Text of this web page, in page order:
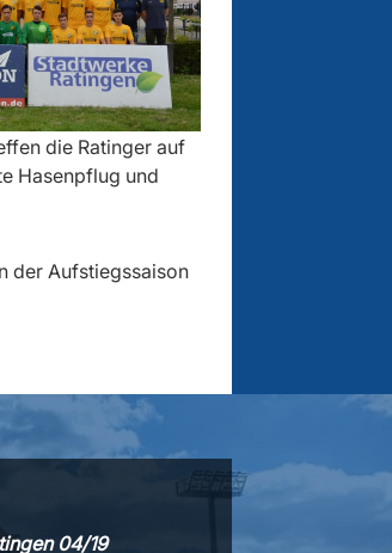
die Ratinger auf
Hasenpflug und
der Aufstiegssaison
04/19